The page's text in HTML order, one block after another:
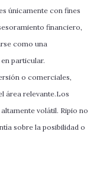
únicamente con fines
financiero,
como una
particular.
o comerciales,
área relevante.Los
volátil. Ripio no
sobre la posibilidad o